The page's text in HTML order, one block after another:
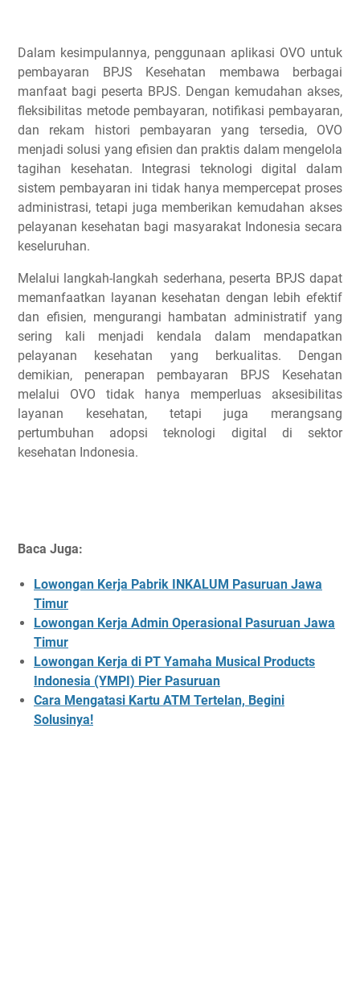
Dalam kesimpulannya, penggunaan aplikasi OVO untuk
pembayaran BPJS Kesehatan membawa berbagai
manfaat bagi peserta BPJS. Dengan kemudahan akses,
fleksibilitas metode pembayaran, notifikasi pembayaran,
dan rekam histori pembayaran yang tersedia, OVO
menjadi solusi yang efisien dan praktis dalam mengelola
tagihan kesehatan. Integrasi teknologi digital dalam
sistem pembayaran ini tidak hanya mempercepat proses
administrasi, tetapi juga memberikan kemudahan akses
pelayanan kesehatan bagi masyarakat Indonesia secara
keseluruhan.
Melalui langkah-langkah sederhana, peserta BPJS dapat
memanfaatkan layanan kesehatan dengan lebih efektif
dan efisien, mengurangi hambatan administratif yang
sering kali menjadi kendala dalam mendapatkan
pelayanan kesehatan yang berkualitas. Dengan
demikian, penerapan pembayaran BPJS Kesehatan
melalui OVO tidak hanya memperluas aksesibilitas
layanan kesehatan, tetapi juga merangsang
pertumbuhan adopsi teknologi digital di sektor
kesehatan Indonesia.
Baca Juga:
Lowongan Kerja Pabrik INKALUM Pasuruan Jawa
Timur
Lowongan Kerja Admin Operasional Pasuruan Jawa
Timur
Lowongan Kerja di PT Yamaha Musical Products
Indonesia (YMPI) Pier Pasuruan
Cara Mengatasi Kartu ATM Tertelan, Begini
Solusinya!